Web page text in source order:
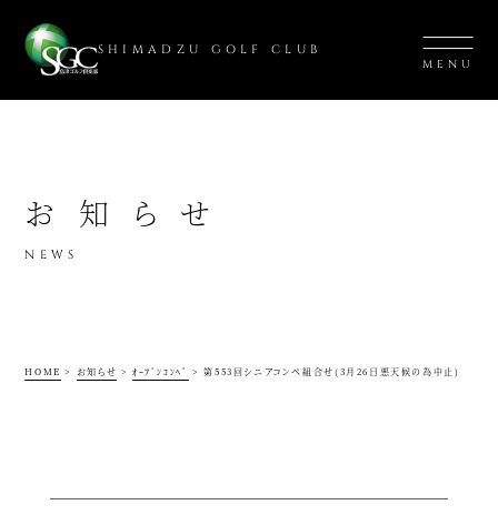
SHIMADZU GOLF CLUB
MENU
お知らせ
NEWS
HOME > お知らせ > ｵｰﾌﾟﾝｺﾝﾍﾟ >第553回シニアコンペ組合せ(3月26日悪天候の為中止)